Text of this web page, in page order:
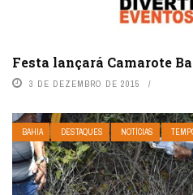
Festa lançará Camarote
3 DE DEZEMBRO DE 2015
BAHIA DESTAQUES NOTÍCIAS